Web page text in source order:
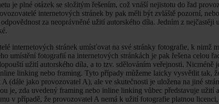
je plné otázek se složitým řešením, což vnáší nejistotu do řad
internetových stránek by pak měli být zvláště pozorní,
za neoprávněné užití autorského díla. Jedním z
internetových stránek umísťovat na své stránky fotografie, k nimž
umístění fotografií na internetových stránkách je pak řešena celou
užití autorského díla, a to tzv. sdělováním veřejnosti.
linking nebo framing. Tyto případy můžeme laicky vysvětlit tak,
(dále jako provozovatel A), ale ve skutečnosti je uložena na jiné
je, zda uvedený framing nebo inline linking vůbec představuje užití
v případě, že provozovatel A nemá k užití fotografie platnou